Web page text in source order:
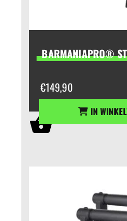
BARMANIAPRO®
€149,90
IN